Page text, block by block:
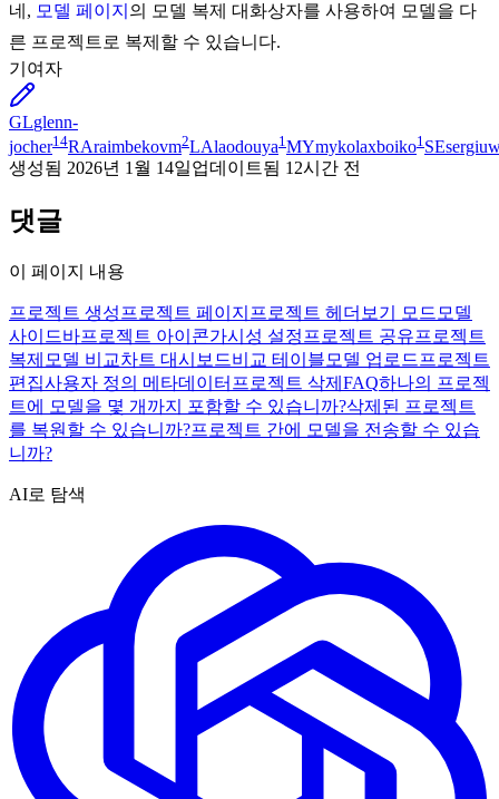
네, 모델 페이지 의 모델 복제 대화상자를 사용하여 모델을 다
른 프로젝트로 복제할 수 있습니다.
기여자
GLglenn-
jocher14RAraimbekovm2LAlaodouya1MYmykolaxboiko1SE
생성됨 2026년 1월 14일업데이트됨 12시간 전
댓글
이 페이지 내용
프로젝트 생성 프로젝트 페이지 프로젝트 헤더 보기 모드 모델
사이드바프로젝트 아이콘가시성 설정 프로젝트 공유프로젝트
복제 모델 비교차트 대시보드비교 테이블 모델 업로드 프로젝트
편집사용자 정의 메타데이터 프로젝트 삭제 FAQ하나의 프로젝
트에 모델을 몇 개까지 포함할 수 있습니까?삭제된 프로젝트
를 복원할 수 있습니까?프로젝트 간에 모델을 전송할 수 있습
니까?
AI로 탐색